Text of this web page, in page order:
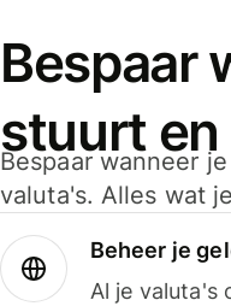
Bespaar
stuurt
Bespaar wanneer
valuta's. Alles wat
Beheer je
Al je valuta's